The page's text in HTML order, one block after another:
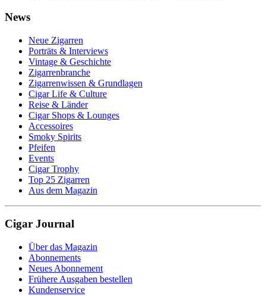
News
Neue Zigarren
Porträts & Interviews
Vintage & Geschichte
Zigarrenbranche
Zigarrenwissen & Grundlagen
Cigar Life & Culture
Reise & Länder
Cigar Shops & Lounges
Accessoires
Smoky Spirits
Pfeifen
Events
Cigar Trophy
Top 25 Zigarren
Aus dem Magazin
Cigar Journal
Über das Magazin
Abonnements
Neues Abonnement
Frühere Ausgaben bestellen
Kundenservice